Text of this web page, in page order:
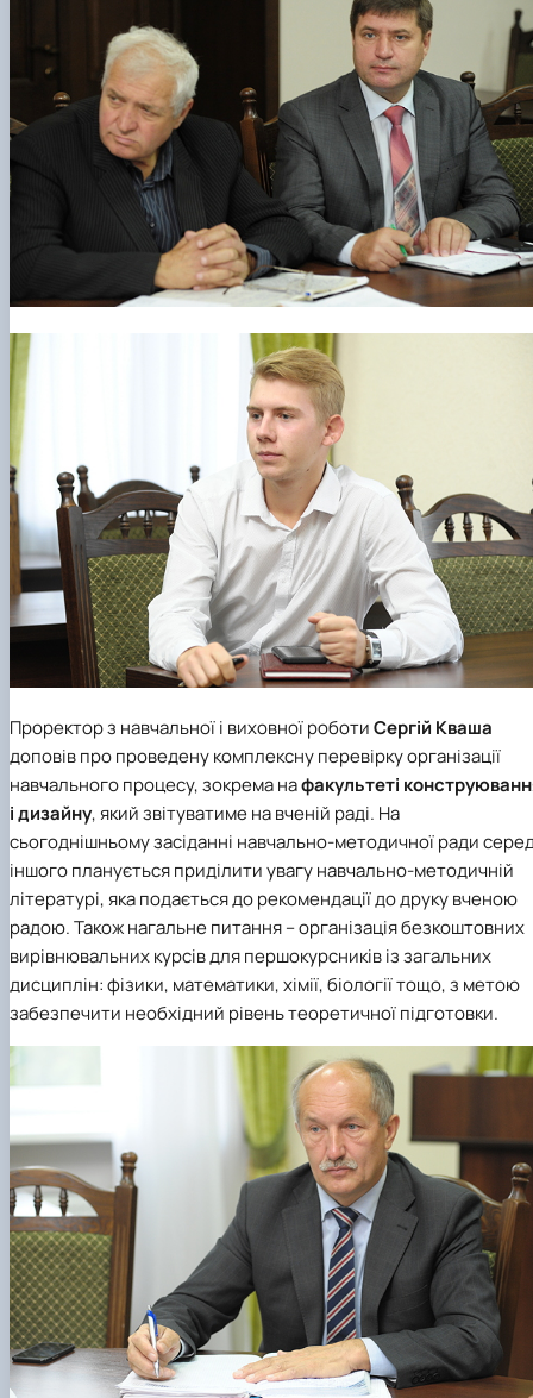
Проректор з навчальної і виховної роботиСергій Кваша
доповів про проведену комплексну перевірку організації
навчального процесу, зокрема нафакультеті
і дизайну, який звітуватиме на вченій раді. На
сьогоднішньому засіданні навчально-методичної ради
іншого планується приділити увагу навчально-методичній
літературі, яка подається до рекомендації до друку вченою
радою. Також нагальне питання – організація безкоштовних
вирівнювальних курсів для першокурсників із загальних
дисциплін: фізики, математики, хімії, біології тощо, з метою
забезпечити необхідний рівень теоретичної підготовки.